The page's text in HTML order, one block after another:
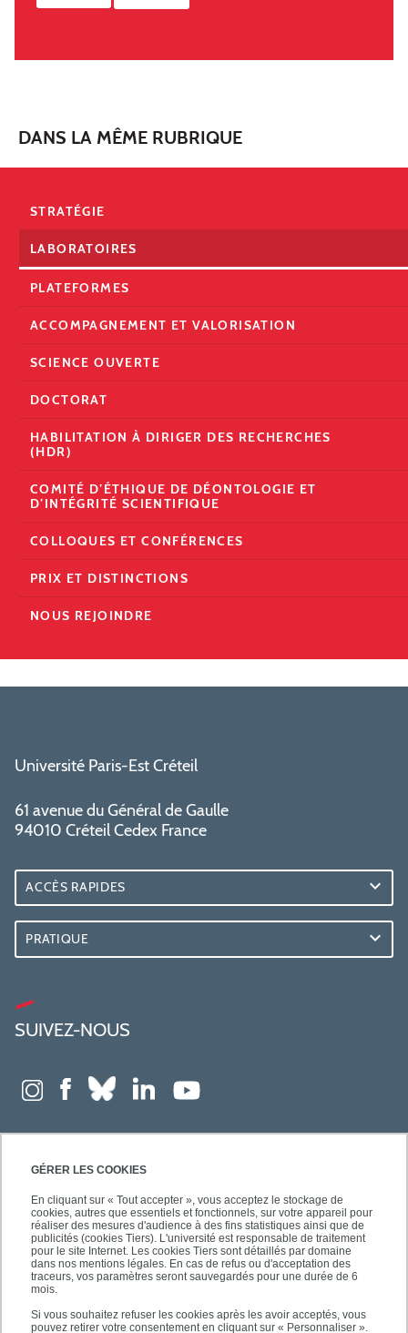
GÉRER LES COOKIES
En cliquant sur « Tout accepter », vous acceptez le stockage de
cookies, autres que essentiels et fonctionnels, sur votre appareil pour
réaliser des mesures d'audience à des fins statistiques ainsi que de
publicités (cookies Tiers). L'université est responsable de traitement
pour le site Internet. Les cookies Tiers sont détaillés par domaine
dans nos mentions légales. En cas de refus ou d'acceptation des
traceurs, vos paramètres seront sauvegardés pour une durée de 6
mois.
Si vous souhaitez refuser les cookies après les avoir acceptés, vous
pouvez retirer votre consentement en cliquant sur « Personnaliser ».
DANS LA MÊME RUBRIQUE
STRATÉGIE
LABORATOIRES
PLATEFORMES
ACCOMPAGNEMENT ET VALORISATION
SCIENCE OUVERTE
DOCTORAT
HABILITATION À DIRIGER DES RECHERCHES
(HDR)
COMITÉ D’ÉTHIQUE DE DÉONTOLOGIE ET
D’INTÉGRITÉ SCIENTIFIQUE
COLLOQUES ET CONFÉRENCES
PRIX ET DISTINCTIONS
NOUS REJOINDRE
Université Paris-Est Créteil
61 avenue du Général de Gaulle
94010 Créteil Cedex France
ACCÈS RAPIDES
PRATIQUE
SUIVEZ-NOUS